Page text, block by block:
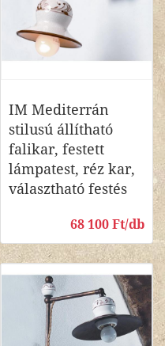
IM Mediterrán
stilusú állítható
falikar, festett
lámpatest, réz kar,
választható festés
68 100 Ft/db